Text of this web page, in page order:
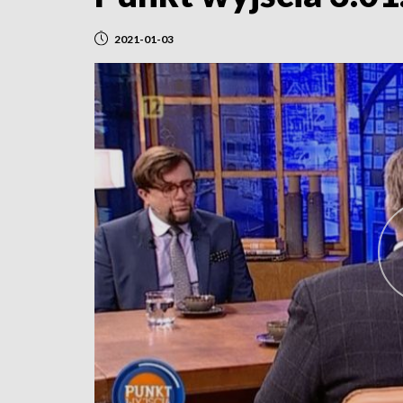
2021-01-03